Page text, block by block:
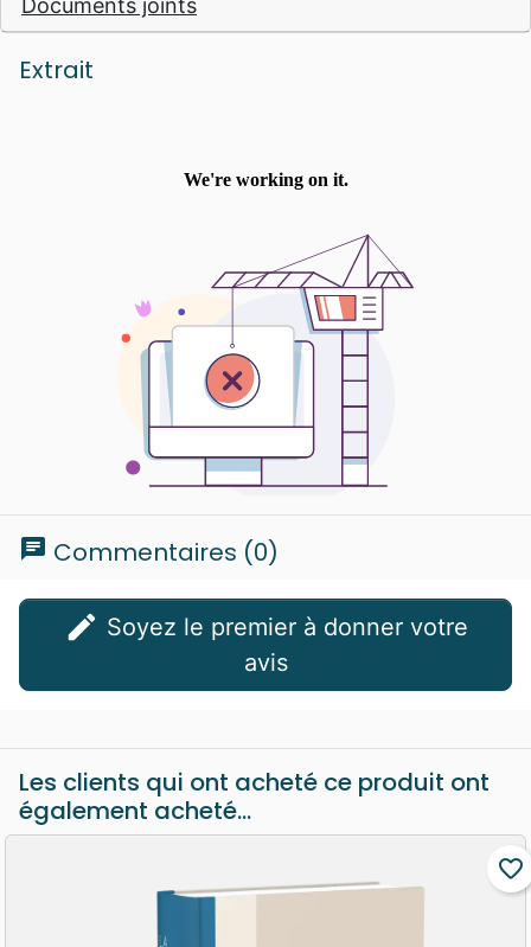
langues originales, c’est-à-dire l’hébreu et
l’araméen pour l’Ancien Testament, et le
21e siècle. Une nouvelle traduction à
une brève introduction à chaque livre
biblique, environ 1300 notes qui aident à sa
compréhension « minimale », une
introduction générale, 4 cartes
géographiques et des repères dans la marge
qui permettent de retrouver plus rapidement
les livres bibliques
Extrait
chat Commentaires (0)
edit
avis
Les clients qui ont acheté ce produit ont
également acheté...
favorite_border